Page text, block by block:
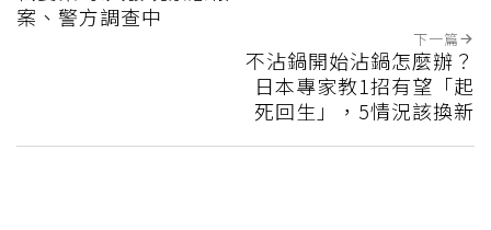
案、警方調查中
下一篇
不沾鍋開始沾鍋怎麼辦？
日本專家教1招有望「起
死回生」，5情況該換新